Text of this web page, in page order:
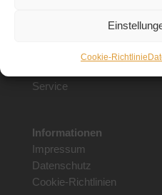
Cookie-Richtlinie
Service
Informationen
Impressum
Datenschutz
Cookie-Richtlinien